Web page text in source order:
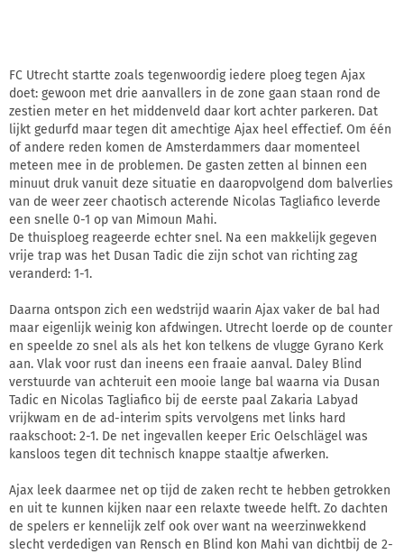
FC Utrecht startte zoals tegenwoordig iedere ploeg tegen Ajax
doet: gewoon met drie aanvallers in de zone gaan staan rond de
zestien meter en het middenveld daar kort achter parkeren. Dat
lijkt gedurfd maar tegen dit amechtige Ajax heel effectief. Om één
of andere reden komen de Amsterdammers daar momenteel
meteen mee in de problemen. De gasten zetten al binnen een
minuut druk vanuit deze situatie en daaropvolgend dom balverlies
van de weer zeer chaotisch acterende Nicolas Tagliafico leverde
een snelle 0-1 op van Mimoun Mahi.
De thuisploeg reageerde echter snel. Na een makkelijk gegeven
vrije trap was het Dusan Tadic die zijn schot van richting zag
veranderd: 1-1.
Daarna ontspon zich een wedstrijd waarin Ajax vaker de bal had
maar eigenlijk weinig kon afdwingen. Utrecht loerde op de counter
en speelde zo snel als als het kon telkens de vlugge Gyrano Kerk
aan. Vlak voor rust dan ineens een fraaie aanval. Daley Blind
verstuurde van achteruit een mooie lange bal waarna via Dusan
Tadic en Nicolas Tagliafico bij de eerste paal Zakaria Labyad
vrijkwam en de ad-interim spits vervolgens met links hard
raakschoot: 2-1. De net ingevallen keeper Eric Oelschlägel was
kansloos tegen dit technisch knappe staaltje afwerken.
Ajax leek daarmee net op tijd de zaken recht te hebben getrokken
en uit te kunnen kijken naar een relaxte tweede helft. Zo dachten
de spelers er kennelijk zelf ook over want na weerzinwekkend
slecht verdedigen van Rensch en Blind kon Mahi van dichtbij de 2-